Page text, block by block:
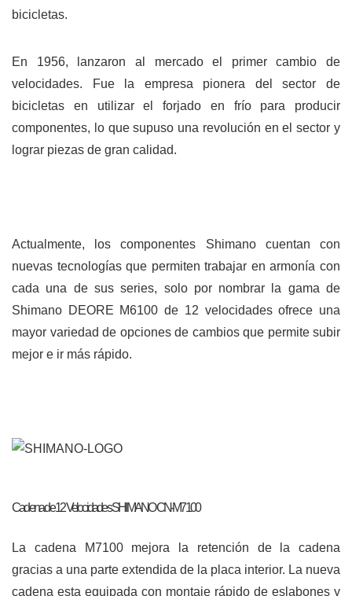
bicicletas.
En 1956, lanzaron al mercado el primer cambio de
velocidades. Fue la empresa pionera del sector de
bicicletas en utilizar el forjado en frío para producir
componentes, lo que supuso una revolución en el sector y
lograr piezas de gran calidad.
Actualmente, los componentes Shimano cuentan con
nuevas tecnologías que permiten trabajar en armonía con
cada una de sus series, solo por nombrar la gama de
Shimano DEORE M6100 de 12 velocidades ofrece una
mayor variedad de opciones de cambios que permite subir
mejor e ir más rápido.
Cadena de 12 Velocidades SHIMANO CN-M7100
La cadena M7100 mejora la retención de la cadena
gracias a una parte extendida de la placa interior. La nueva
cadena esta equipada con montaje rápido de eslabones y